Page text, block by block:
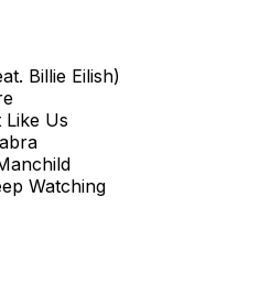
Billie Eilish)
Like Us
Watching